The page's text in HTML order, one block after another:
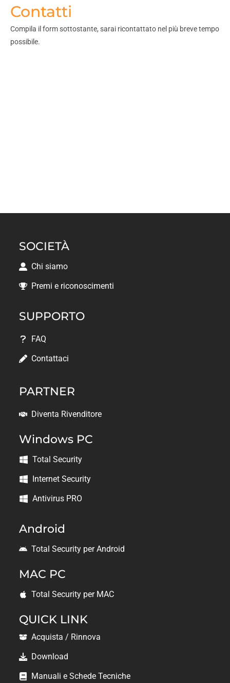
Contatti
Compila il form sottostante, sarai ricontattato nel più breve tempo
possibile.
SOCIETÀ
Chi siamo
Premi e riconoscimenti
SUPPORTO
FAQ
Contattaci
PARTNER
Diventa Rivenditore
Windows PC
Total Security
Internet Security
Antivirus PRO
Android
Total Security per Android
MAC PC
Total Security per MAC
QUICK LINK
Acquista / Rinnova
Download
Manuali e Schede Tecniche